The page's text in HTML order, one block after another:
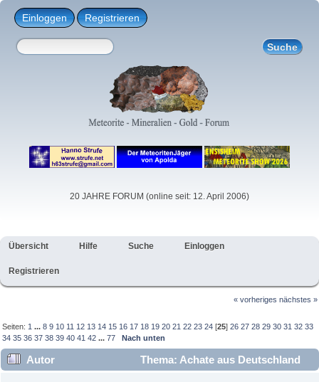
Einloggen Registrieren
20 JAHRE FORUM (online seit: 12. April 2006)
Übersicht Hilfe Suche Einloggen
Registrieren
« vorheriges nächstes »
Seiten: 1 ...8 9 10 11 12 13 14 15 16 17 18 19 20 21 22 23 24 [25]26 27 28 29 30 31 32 33
34 35 36 37 38 39 40 41 42 ...77 Nach unten
Autor
Thema: Achate aus Deutschland